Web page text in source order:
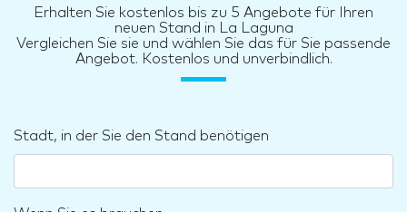
Erhalten Sie kostenlos bis zu 5 Angebote für Ihren
neuen Stand in La Laguna
Vergleichen Sie sie und wählen Sie das für Sie passende
Angebot. Kostenlos und unverbindlich.
Stadt, in der Sie den Stand benötigen